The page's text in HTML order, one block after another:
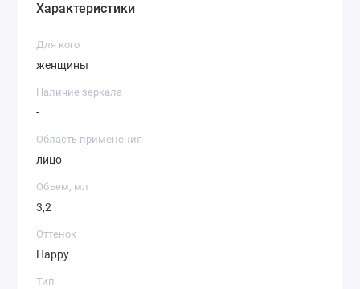
Характеристики
Для кого
женщины
Наличие зеркала
-
Область применения
лицо
Объем, мл
3,2
Оттенок
Happy
Тип